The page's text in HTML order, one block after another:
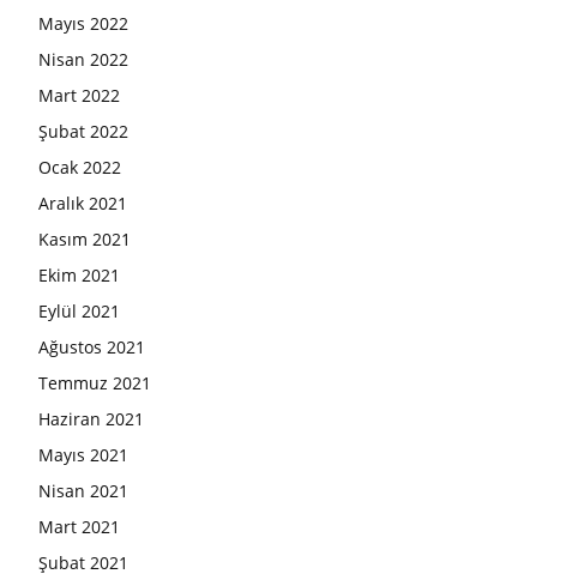
Mayıs 2022
Nisan 2022
Mart 2022
Şubat 2022
Ocak 2022
Aralık 2021
Kasım 2021
Ekim 2021
Eylül 2021
Ağustos 2021
Temmuz 2021
Haziran 2021
Mayıs 2021
Nisan 2021
Mart 2021
Şubat 2021